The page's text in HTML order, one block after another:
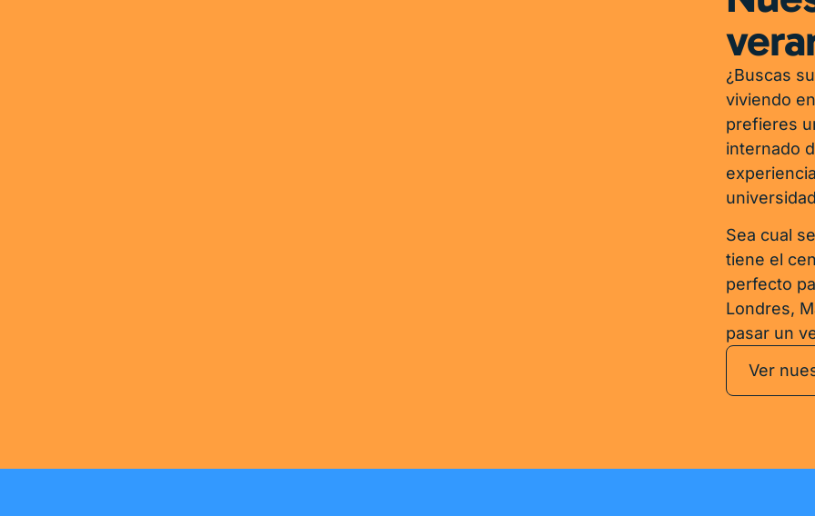
¿Buscas
viviendo
prefieres
internado
Sea cual
tiene el
perfecto
Londres,
pasar un
Ver